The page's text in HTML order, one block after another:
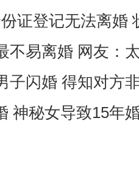
证登记无法离婚
不易离婚 网友：
子闪婚 得知对方
神秘女导致15年